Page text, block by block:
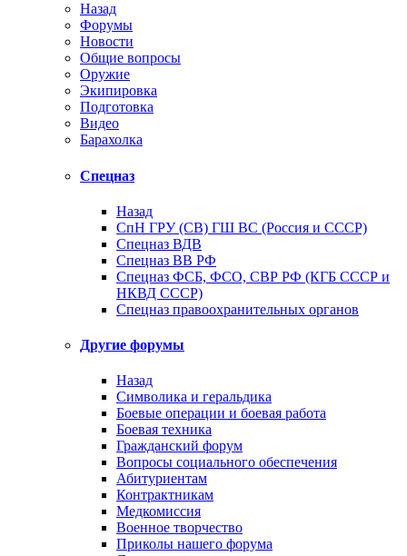
Назад
Форумы
Новости
Общие вопросы
Оружие
Экипировка
Подготовка
Видео
Барахолка
Спецназ
Назад
СпН ГРУ (СВ) ГШ ВС (Россия и СССР)
Спецназ ВДВ
Спецназ ВВ РФ
Спецназ ФСБ, ФСО, СВР РФ (КГБ СССР и
НКВД СССР)
Спецназ правоохранительных органов
Другие форумы
Назад
Символика и геральдика
Боевые операции и боевая работа
Боевая техника
Гражданский форум
Вопросы социального обеспечения
Абитуриентам
Контрактникам
Медкомиссия
Военное творчество
Приколы нашего форума